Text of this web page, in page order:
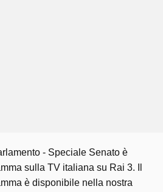
- Speciale Senato è
sulla TV italiana su Rai 3. Il
è disponibile nella nostra